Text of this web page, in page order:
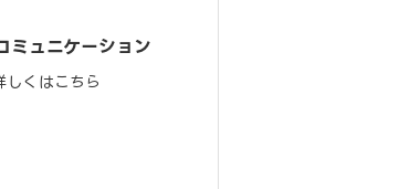
ミュニケーション
くはこちら